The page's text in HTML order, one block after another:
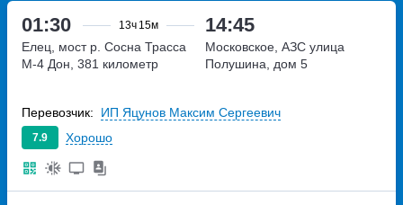
01:30 13ч 15м 14:45
Елец, мост р. Сосна Трасса
М-4 Дон, 381 километр
Московское, АЗС улица
Полушина, дом 5
7.9 Хорошо
Перевозчик: ИП Яцунов Максим Сергеевич